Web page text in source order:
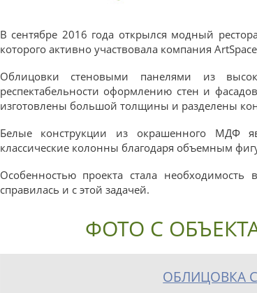
В сентябре 2016 года открылся модный
которого активно участвовала компания
Облицовки стеновыми панелями из
респектабельности оформлению стен и
изготовлены большой толщины и разделены
Белые конструкции из окрашенного МДФ
классические колонны благодаря объемным
Особенностью проекта стала
справилась и с этой задачей.
ФОТО С
ОБЛИЦОВКА